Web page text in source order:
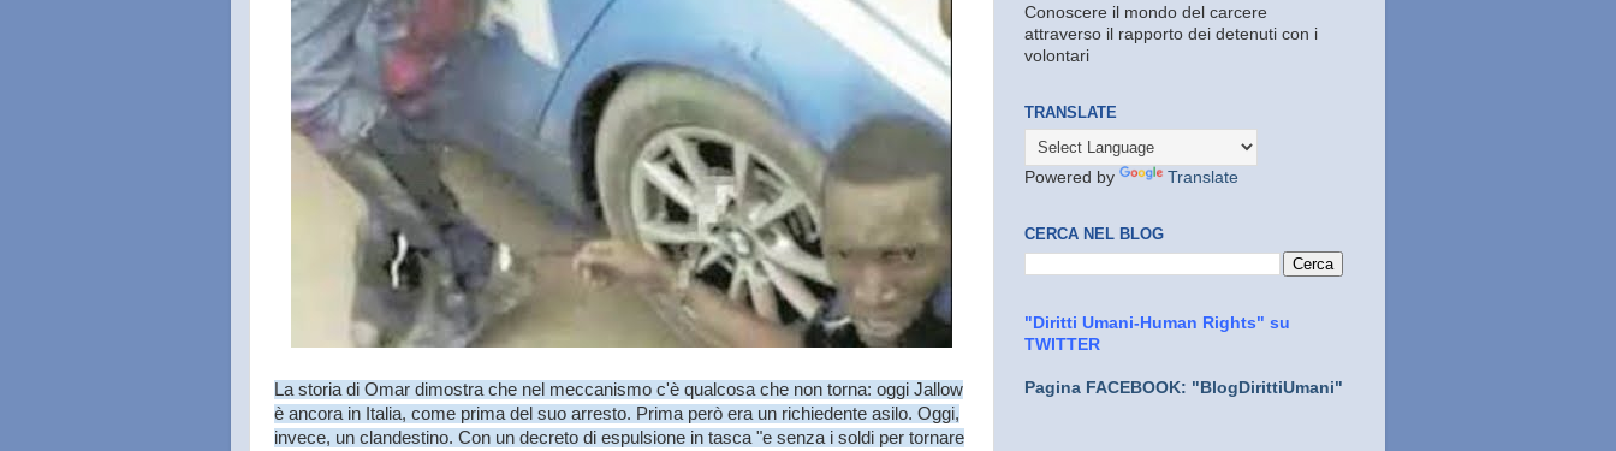
La storia di Omar dimostra che nel meccanismo c'è qualcosa che non torna: oggi Jallow
è ancora in Italia, come prima del suo arresto. Prima però era un richiedente asilo. Oggi,
invece, un clandestino. Con un decreto di espulsione in tasca "e senza i soldi per tornare
Conoscere il mondo del carcere
attraverso il rapporto dei detenuti con i
volontari
TRANSLATE
Powered by Translate
CERCA NEL BLOG
"Diritti Umani-Human Rights" su
TWITTER
Pagina FACEBOOK: "BlogDirittiUmani"